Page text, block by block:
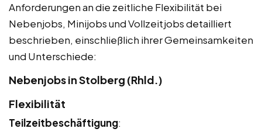
Anforderungen an die zeitliche Flexibilität bei
Nebenjobs, Minijobs und Vollzeitjobs detailliert
beschrieben, einschließlich ihrer Gemeinsamkeiten
und Unterschiede:
Nebenjobs in Stolberg (Rhld.)
Flexibilität
Teilzeitbeschäftigung: